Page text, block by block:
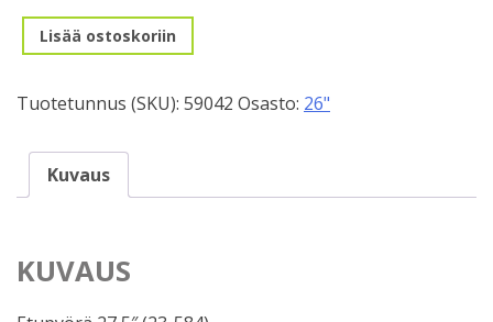
Etupyörä
584mm,
Disc,
määrä
Lisää ostoskoriin
Tuotetunnus (SKU): 59042 Osasto: 26"
Kuvaus
KUVAUS